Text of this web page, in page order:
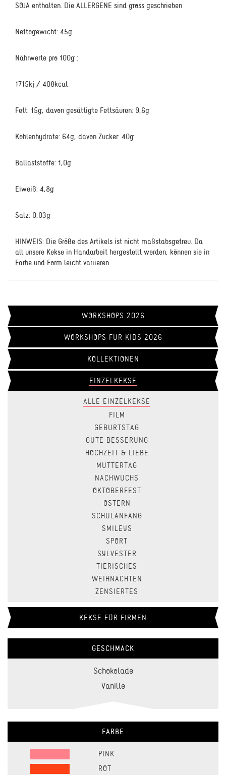
SOJA enthalten. Die ALLERGENE sind gross geschrieben
Nettogewicht: 45g
Nährwerte pro 100g :
1715kj / 408kcal
Fett: 15g, davon gesättigte Fettsäuren: 9,6g
Kohlenhydrate: 64g, davon Zucker: 40g
Ballaststoffe: 1,0g
Eiweiß: 4,8g
Salz: 0,03g
HINWEIS: Die Größe des Artikels ist nicht maßstabsgetreu. Da
all unsere Kekse in Handarbeit hergestellt werden, können sie in
Farbe und Form leicht variieren
WORKSHOPS 2026
WORKSHOPS FÜR KIDS 2026
KOLLEKTIONEN
EINZELKEKSE
ALLE EINZELKEKSE
FILM
GEBURTSTAG
GUTE BESSERUNG
HOCHZEIT & LIEBE
MUTTERTAG
NACHWUCHS
OKTOBERFEST
OSTERN
SCHULANFANG
SMILEYS
SPORT
SYLVESTER
TIERISCHES
WEIHNACHTEN
ZENSIERTES
KEKSE FÜR FIRMEN
GESCHMACK
Schokolade
Vanille
FARBE
PINK
ROT